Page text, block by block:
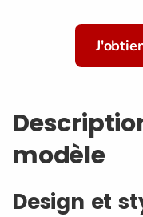
modèle
Design et